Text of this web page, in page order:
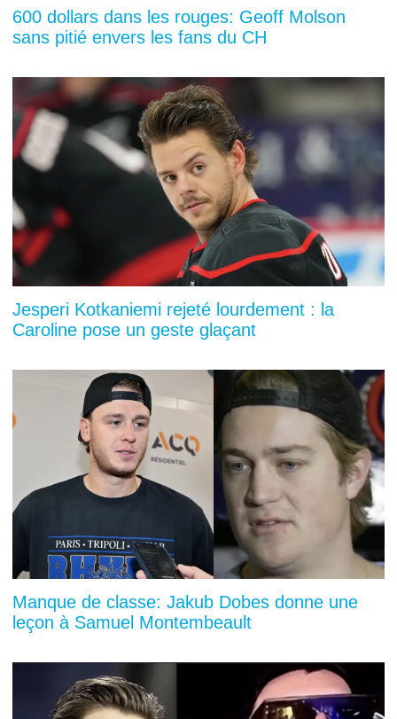
600 dollars dans les rouges: Geoff Molson
sans pitié envers les fans du CH
Jesperi Kotkaniemi rejeté lourdement : la
Caroline pose un geste glaçant
Manque de classe: Jakub Dobes donne une
leçon à Samuel Montembeault